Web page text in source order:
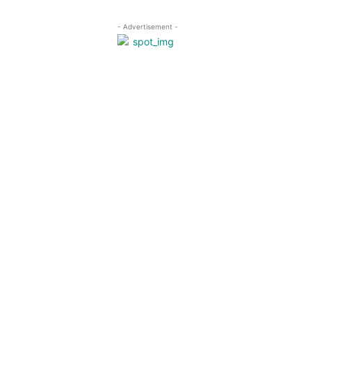
- Advertisement -